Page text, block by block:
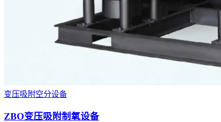
变压吸附空分设备
ZBO变压吸附制氧设备